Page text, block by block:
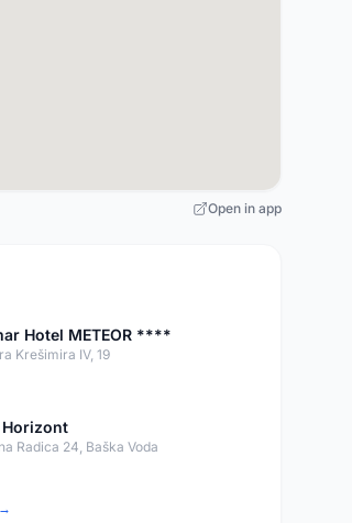
Open in app
Hotel METEOR ****
Krešimira IV, 19
Horizont
Radica 24, Baška Voda